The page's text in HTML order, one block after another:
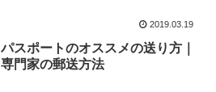
2019.03.19
パスポートのオススメの送り方｜
専門家の郵送方法